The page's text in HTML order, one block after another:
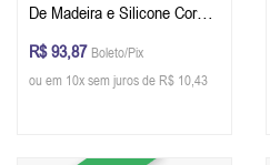
De Madeira e Silicone Cor
R$ 93,87 Boleto/Pix
ou em 10x sem juros de R$ 10,43